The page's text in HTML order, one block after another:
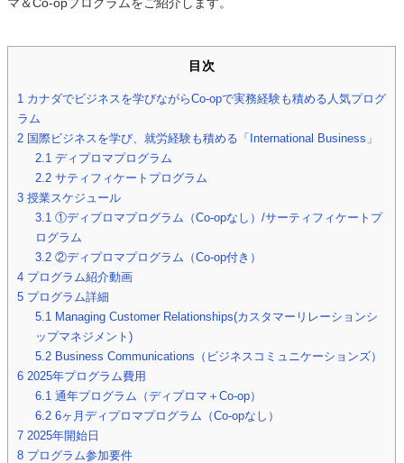
マ＆Co-opプログラムをご紹介します。
目次
1 カナダでビジネスを学びながらCo-opで実務経験も積める人気プログ
ラム
2 国際ビジネスを学び、就労経験も積める「International Business」
2.1 ディプロマプログラム
2.2 サティフィケートプログラム
3 授業スケジュール
3.1 ①ディプロマプログラム（Co-opなし）/サーティフィケートプ
ログラム
3.2 ②ディプロマプログラム（Co-op付き）
4 プログラム紹介動画
5 プログラム詳細
5.1 Managing Customer Relationships(カスタマーリレーションシ
ップマネジメント)
5.2 Business Communications（ビジネスコミュニケーションズ）
6 2025年プログラム費用
6.1 通年プログラム（ディプロマ＋Co-op）
6.2 6ヶ月ディプロマプログラム（Co-opなし）
7 2025年開始日
8 プログラム参加要件